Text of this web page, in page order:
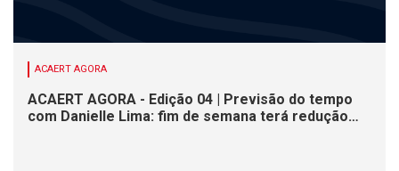
ACAERT AGORA
ACAERT AGORA - Edição 04 | Previsão do tempo
com Danielle Lima: fim de semana terá redução